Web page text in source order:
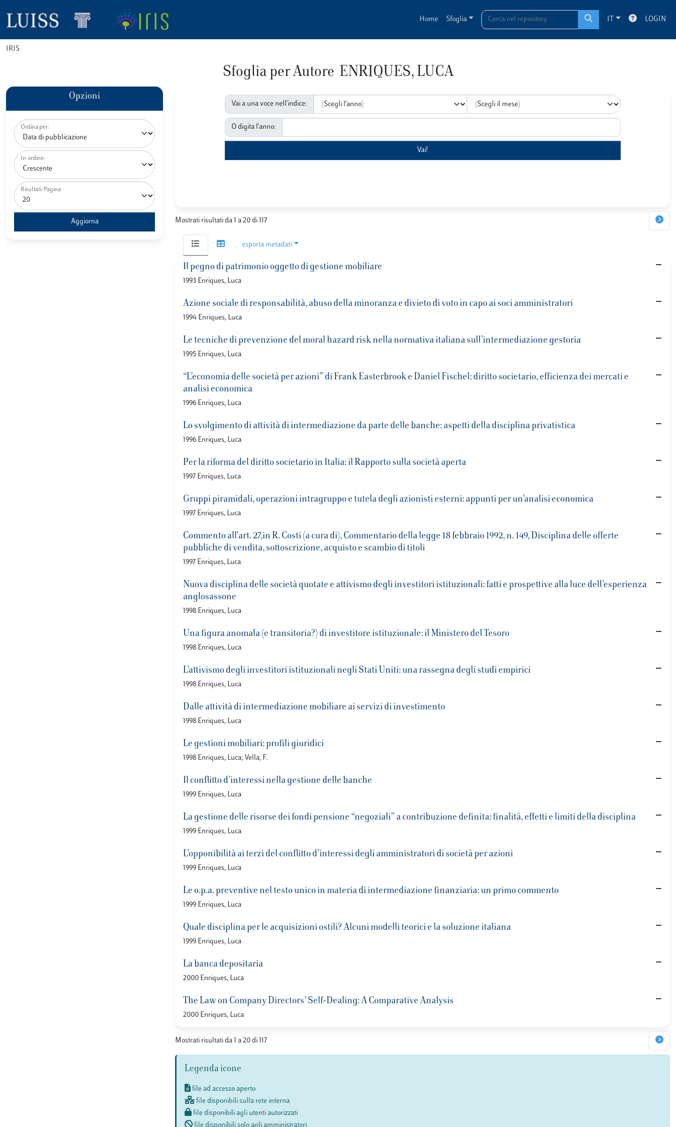
Home Sfoglia IT LOGIN
IRIS
Sfoglia per Autore ENRIQUES, LUCA
Opzioni
Ordina per:
In ordine:
Risultati/Pagina
Vai a una voce nell'indice:
O digita l'anno:
Mostrati risultati da 1 a 20 di 117
esporta metadati
Il pegno di patrimonio oggetto di gestione mobiliare
1993 Enriques, Luca
Azione sociale di responsabilità, abuso della minoranza e divieto di voto in capo ai soci amministratori
1994 Enriques, Luca
Le tecniche di prevenzione del moral hazard risk nella normativa italiana sull’intermediazione gestoria
1995 Enriques, Luca
“L’economia delle società per azioni” di Frank Easterbrook e Daniel Fischel: diritto societario, efficienza dei mercati e
analisi economica
1996 Enriques, Luca
Lo svolgimento di attività di intermediazione da parte delle banche: aspetti della disciplina privatistica
1996 Enriques, Luca
Per la riforma del diritto societario in Italia: il Rapporto sulla società aperta
1997 Enriques, Luca
Gruppi piramidali, operazioni intragruppo e tutela degli azionisti esterni: appunti per un’analisi economica
1997 Enriques, Luca
Commento all'art. 27,in R. Costi (a cura di), Commentario della legge 18 febbraio 1992, n. 149, Disciplina delle offerte
pubbliche di vendita, sottoscrizione, acquisto e scambio di titoli
1997 Enriques, Luca
Nuova disciplina delle società quotate e attivismo degli investitori istituzionali: fatti e prospettive alla luce dell’esperienza
anglosassone
1998 Enriques, Luca
Una figura anomala (e transitoria?) di investitore istituzionale: il Ministero del Tesoro
1998 Enriques, Luca
L’attivismo degli investitori istituzionali negli Stati Uniti: una rassegna degli studi empirici
1998 Enriques, Luca
Dalle attività di intermediazione mobiliare ai servizi di investimento
1998 Enriques, Luca
Le gestioni mobiliari: profili giuridici
1998 Enriques, Luca; Vella, F.
Il conflitto d’interessi nella gestione delle banche
1999 Enriques, Luca
La gestione delle risorse dei fondi pensione “negoziali” a contribuzione definita: finalità, effetti e limiti della disciplina
1999 Enriques, Luca
L’opponibilità ai terzi del conflitto d’interessi degli amministratori di società per azioni
1999 Enriques, Luca
Le o.p.a. preventive nel testo unico in materia di intermediazione finanziaria: un primo commento
1999 Enriques, Luca
Quale disciplina per le acquisizioni ostili? Alcuni modelli teorici e la soluzione italiana
1999 Enriques, Luca
La banca depositaria
2000 Enriques, Luca
The Law on Company Directors’ Self-Dealing: A Comparative Analysis
2000 Enriques, Luca
Mostrati risultati da 1 a 20 di 117
Legenda icone
file ad accesso aperto
file disponibili sulla rete interna
file disponibili agli utenti autorizzati
file disponibili solo agli amministratori